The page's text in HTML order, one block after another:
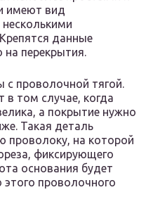
имеют вид
данные
на перекрытия.
с проволочной тягой.
в том случае, когда
а покрытие нужно
Такая деталь
проволоку, на которой
фиксирующего
основания будет
проволочного